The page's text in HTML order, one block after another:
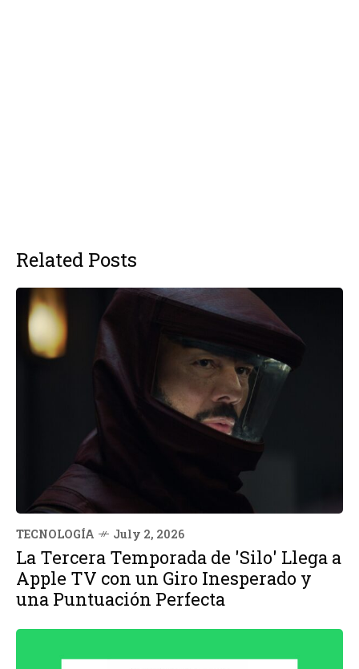
Related Posts
TECNOLOGÍA July 2, 2026
La Tercera Temporada de 'Silo' Llega a
Apple TV con un Giro Inesperado y
una Puntuación Perfecta